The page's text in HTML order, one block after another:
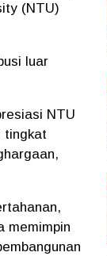
(NTU)
luar
NTU
tingkat
memimpin